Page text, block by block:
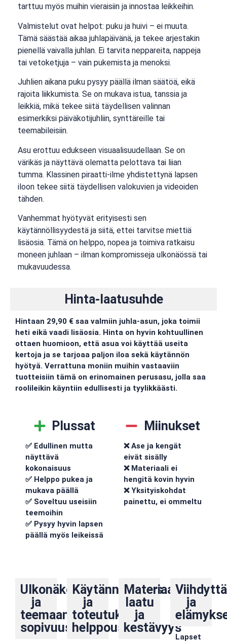
tarttuu myös muihin vieraisiin ja innostaa leikkeihin.
Valmistelut ovat helpot: puku ja huivi – ei muuta.
Tämä säästää aikaa juhlapäivänä, ja tekee arjestakin
pienellä vaivalla juhlan. Ei tarvita neppareita, nappeja
tai vetoketjuja – vain pukemista ja menoksi.
Juhlien aikana puku pysyy päällä ilman säätöä, eikä
rajoita liikkumista. Se on mukava istua, tanssia ja
leikkiä, mikä tekee siitä täydellisen valinnan
esimerkiksi päiväkotijuhliin, synttäreille tai
teemabileisiin.
Asu erottuu edukseen visuaalisuudellaan. Se on
värikäs ja näyttävä olematta pelottava tai liian
tumma. Klassinen piraatti-ilme yhdistettynä lapsen
iloon tekee siitä täydellisen valokuvien ja videoiden
tähden.
Vanhemmat hyötyvät erityisesti sen
käytännöllisyydestä ja siitä, ettei tarvitse miettiä
lisäosia. Tämä on helppo, nopea ja toimiva ratkaisu
moneen juhlaan – ilman kompromisseja ulkonäössä tai
mukavuudessa.
Hinta-laatusuhde
Hintaan 29,90 € saa valmiin juhla-asun, joka toimii
heti eikä vaadi lisäosia. Hinta on hyvin kohtuullinen
ottaen huomioon, että asua voi käyttää useita
kertoja ja se tarjoaa paljon iloa sekä käytännön
hyötyä. Verrattuna moniin muihin vastaaviin
tuotteisiin tämä on erinomainen perusasu, jolla saa
roolileikin käyntiin edullisesti ja tyylikkäästi.
Plussat
✅ Edullinen mutta
näyttävä
kokonaisuus
✅ Helppo pukea ja
mukava päällä
✅ Soveltuu useisiin
teemoihin
✅ Pysyy hyvin lapsen
päällä myös leikeissä
Miinukset
❌ Ase ja kengät
eivät sisälly
❌ Materiaali ei
hengitä kovin hyvin
❌ Yksityiskohdat
painettu, ei ommeltu
Ulkonäkö
ja
teemaan
sopivuus
Käytännöllisyys
ja
toteutuksen
helppous
Materiaalit,
laatu
ja
kestävyys
ja
Lapset